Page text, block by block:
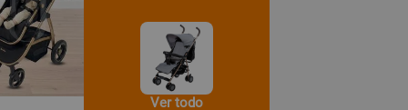
Ver todo